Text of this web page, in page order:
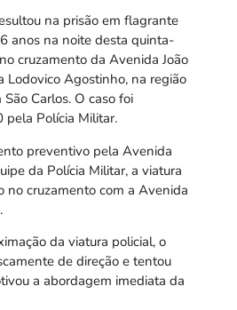
na prisão em flagrante
anos na noite desta quinta-
cruzamento da Avenida João
Lodovico Agostinho, na região
Carlos. O caso foi
pela Polícia Militar.
preventivo pela Avenida
da Polícia Militar, a viatura
no cruzamento com a Avenida
da viatura policial, o
de direção e tentou
a abordagem imediata da